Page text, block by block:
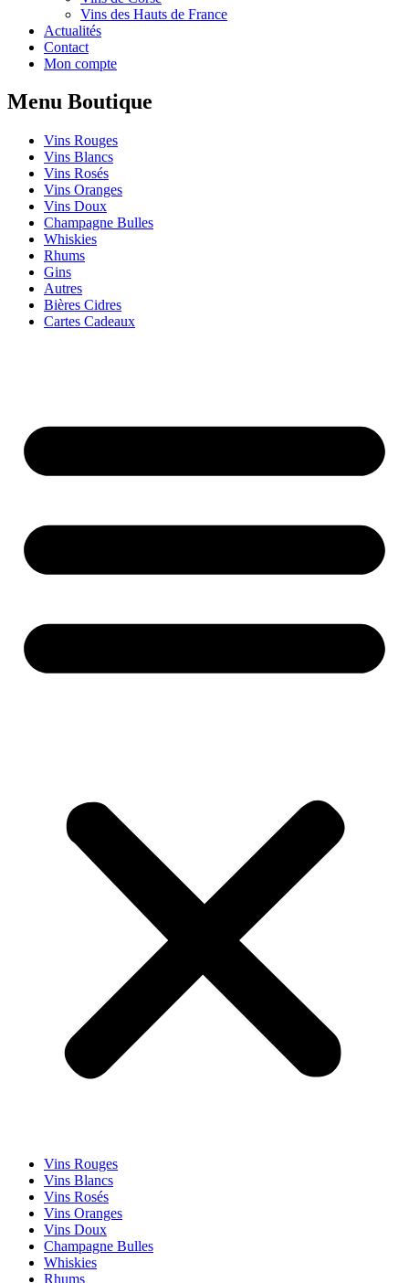
Vins des Hauts de France
Actualités
Contact
Mon compte
Menu Boutique
Vins Rouges
Vins Blancs
Vins Rosés
Vins Oranges
Vins Doux
Champagne Bulles
Whiskies
Rhums
Gins
Autres
Bières Cidres
Cartes Cadeaux
Vins Rouges
Vins Blancs
Vins Rosés
Vins Oranges
Vins Doux
Champagne Bulles
Whiskies
Rhums